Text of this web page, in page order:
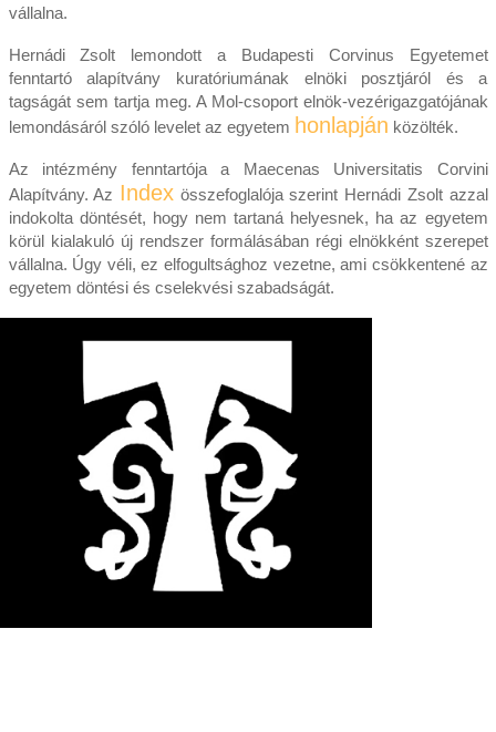
vállalna.
Hernádi Zsolt lemondott a Budapesti Corvinus Egyetemet
fenntartó alapítvány kuratóriumának elnöki posztjáról és a
tagságát sem tartja meg. A Mol-csoport elnök-vezérigazgatójának
lemondásáról szóló levelet az egyetem honlapján közölték.
Az intézmény fenntartója a Maecenas Universitatis Corvini
Alapítvány. Az Indexösszefoglalója szerint Hernádi Zsolt azzal
indokolta döntését, hogy nem tartaná helyesnek, ha az egyetem
körül kialakuló új rendszer formálásában régi elnökként szerepet
vállalna. Úgy véli, ez elfogultsághoz vezetne, ami csökkentené az
egyetem döntési és cselekvési szabadságát.